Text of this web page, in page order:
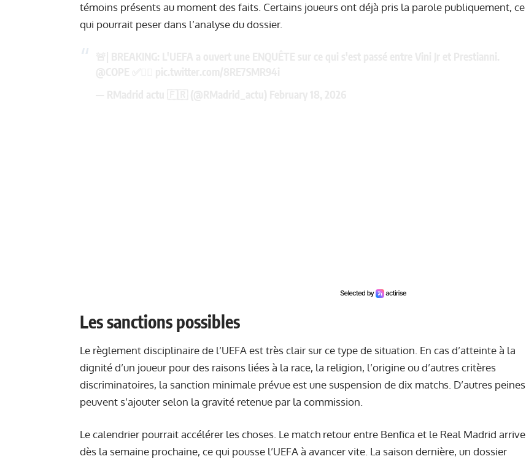
témoins présents au moment des faits. Certains joueurs ont déjà pris la parole publiquement, ce
qui pourrait peser dans l’analyse du dossier.
Les sanctions possibles
Le règlement disciplinaire de l’UEFA est très clair sur ce type de situation. En cas d’atteinte à la
dignité d’un joueur pour des raisons liées à la race, la religion, l’origine ou d’autres critères
discriminatoires, la sanction minimale prévue est une suspension de dix matchs. D’autres peines
peuvent s’ajouter selon la gravité retenue par la commission.
Le calendrier pourrait accélérer les choses. Le match retour entre Benfica et le Real Madrid arrive
dès la semaine prochaine, ce qui pousse l’UEFA à avancer vite. La saison dernière, un dossier